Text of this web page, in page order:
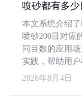
喷砂都有多少
本文系统介绍
喷砂200目对应
同目数的应用
实践，帮助用
2026年8月4日